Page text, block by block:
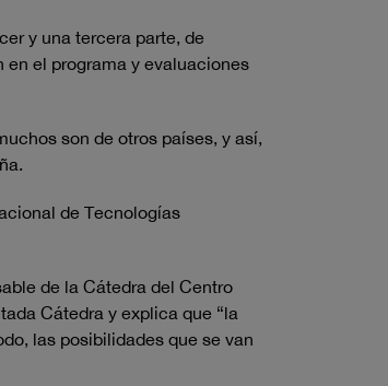
y una tercera parte, de
el programa y evaluaciones
son de otros países, y así,
de Tecnologías
de la Cátedra del Centro
Cátedra y explica que “la
las posibilidades que se van